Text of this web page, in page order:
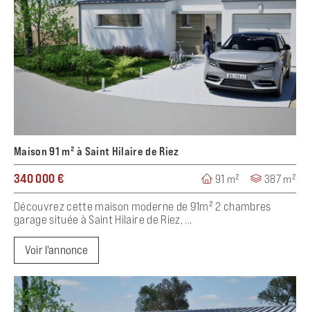
Maison 91 m² à Saint Hilaire de Riez
340 000 € 91 m² 387 m²
Découvrez cette maison moderne de 91m² 2 chambres
garage située à Saint Hilaire de Riez, ...
Voir l'annonce